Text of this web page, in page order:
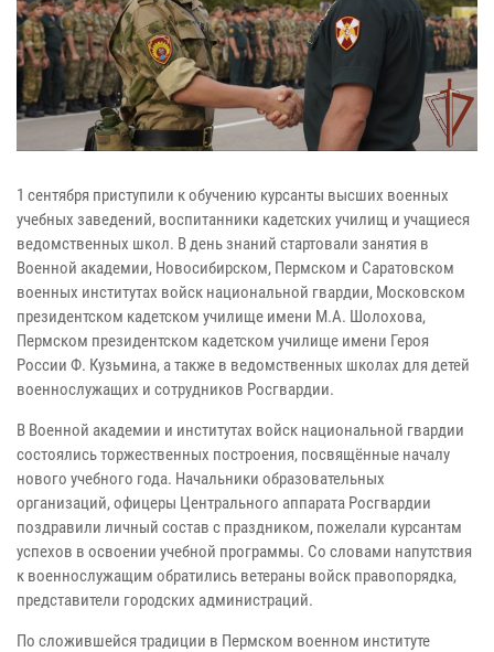
1 сентября приступили к обучению курсанты высших военных
учебных заведений, воспитанники кадетских училищ и учащиеся
ведомственных школ. В день знаний стартовали занятия в
Военной академии, Новосибирском, Пермском и Саратовском
военных институтах войск национальной гвардии, Московском
президентском кадетском училище имени М.А. Шолохова,
Пермском президентском кадетском училище имени Героя
России Ф. Кузьмина, а также в ведомственных школах для детей
военнослужащих и сотрудников Росгвардии.
В Военной академии и институтах войск национальной гвардии
состоялись торжественных построения, посвящённые началу
нового учебного года. Начальники образовательных
организаций, офицеры Центрального аппарата Росгвардии
поздравили личный состав с праздником, пожелали курсантам
успехов в освоении учебной программы. Со словами напутствия
к военнослужащим обратились ветераны войск правопорядка,
представители городских администраций.
По сложившейся традиции в Пермском военном институте